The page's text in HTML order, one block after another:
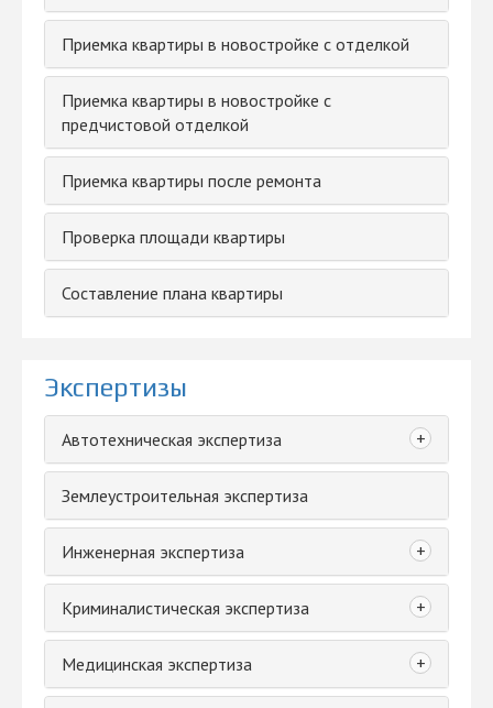
Приемка квартиры в новостройке с отделкой
Приемка квартиры в новостройке с
предчистовой отделкой
Приемка квартиры после ремонта
Проверка площади квартиры
Составление плана квартиры
Экспертизы
Автотехническая экспертиза +
Землеустроительная экспертиза
Инженерная экспертиза +
Криминалистическая экспертиза +
Медицинская экспертиза +